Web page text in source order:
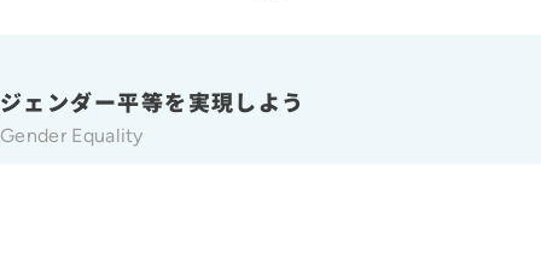
ジェンダー平等を実現しよう
Gender Equality